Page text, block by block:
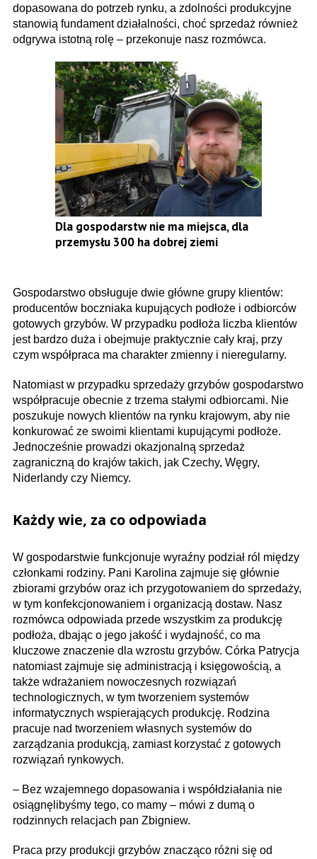
dopasowana do potrzeb rynku, a zdolności produkcyjne
stanowią fundament działalności, choć sprzedaż również
odgrywa istotną rolę – przekonuje nasz rozmówca.
Dla gospodarstw nie ma miejsca, dla
przemysłu 300 ha dobrej ziemi
Gospodarstwo obsługuje dwie główne grupy klientów:
producentów boczniaka kupujących podłoże i odbiorców
gotowych grzybów. W przypadku podłoża liczba klientów
jest bardzo duża i obejmuje praktycznie cały kraj, przy
czym współpraca ma charakter zmienny i nieregularny.
Natomiast w przypadku sprzedaży grzybów gospodarstwo
współpracuje obecnie z trzema stałymi odbiorcami. Nie
poszukuje nowych klientów na rynku krajowym, aby nie
konkurować ze swoimi klientami kupującymi podłoże.
Jednocześnie prowadzi okazjonalną sprzedaż
zagraniczną do krajów takich, jak Czechy, Węgry,
Niderlandy czy Niemcy.
Każdy wie, za co odpowiada
W gospodarstwie funkcjonuje wyraźny podział ról między
członkami rodziny. Pani Karolina zajmuje się głównie
zbiorami grzybów oraz ich przygotowaniem do sprzedaży,
w tym konfekcjonowaniem i organizacją dostaw. Nasz
rozmówca odpowiada przede wszystkim za produkcję
podłoża, dbając o jego jakość i wydajność, co ma
kluczowe znaczenie dla wzrostu grzybów. Córka Patrycja
natomiast zajmuje się administracją i księgowością, a
także wdrażaniem nowoczesnych rozwiązań
technologicznych, w tym tworzeniem systemów
informatycznych wspierających produkcję. Rodzina
pracuje nad tworzeniem własnych systemów do
zarządzania produkcją, zamiast korzystać z gotowych
rozwiązań rynkowych.
– Bez wzajemnego dopasowania i współdziałania nie
osiągnęli­byśmy tego, co mamy – mówi z dumą o
rodzinnych relacjach pan Zbigniew.
Praca przy produkcji grzybów znacząco różni się od